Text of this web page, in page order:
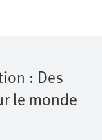
: Des
le monde